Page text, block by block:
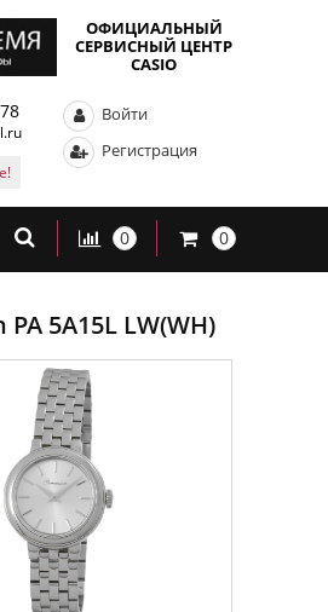
ОФИЦИАЛЬНЫЙ
СЕРВИСНЫЙ ЦЕНТР
CASIO
Войти
Регистрация
0 0
5A15L LW(WH)